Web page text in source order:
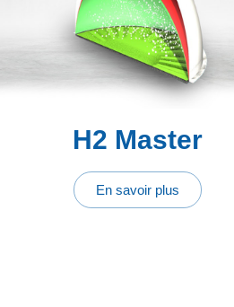
H2 Master
En savoir plus